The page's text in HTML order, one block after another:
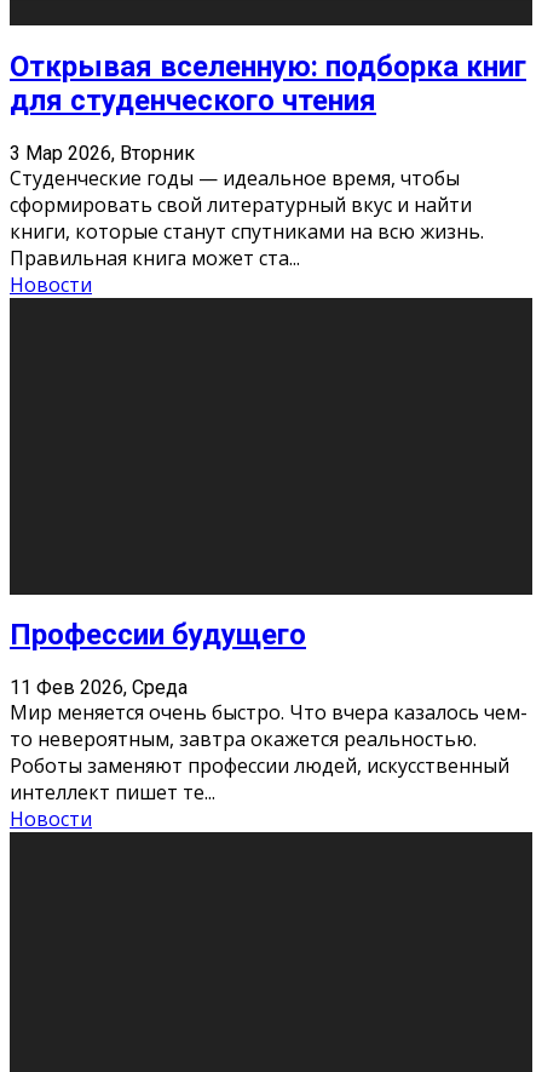
Открывая вселенную: подборка книг
для студенческого чтения
3 Мар 2026, Вторник
Студенческие годы — идеальное время, чтобы
сформировать свой литературный вкус и найти
книги, которые станут спутниками на всю жизнь.
Правильная книга может ста...
Новости
Как бороться со стрессом
11 Фев 2026, Среда
Стресс – нормальная реакция организма, когда
факторов, воздействующих на твой организм
больше, чем ресурсов. Есть советы, как бороться со
стрессовым состояни
Новости